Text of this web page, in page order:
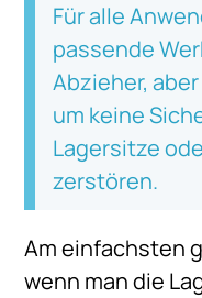
Für alle
passende
Abzieher,
um keine
Lagersitze
zerstören.
Am einfachsten
wenn man die